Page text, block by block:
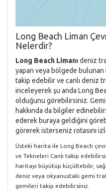
Long Beach Liman
Nelerdir?
Long Beach Limanıdeniz
yapan veya bölgede bulunan
takip edebilir ve canlı deniz
inceleyerek şu anda Long
olduğunu görebilirsiniz.
hakkında da bilgiler
ederek buraya geldiğini
görerek isterseniz rotasını
Üsteki harita ile Long Beach
ve Tekneleri Canlı takip
haritayı büyütüp küçültebilir,
deniz veya okyanustaki gemi
gemileri takip edebilirsiniz.